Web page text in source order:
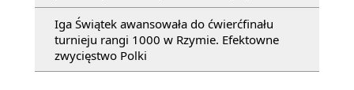
Iga Świątek awansowała do ćwierćfinału
turnieju rangi 1000 w Rzymie. Efektowne
zwycięstwo Polki